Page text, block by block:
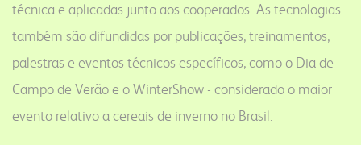
técnica e aplicadas junto aos cooperados. As tecnologias
também são difundidas por publicações, treinamentos,
palestras e eventos técnicos específicos, como o Dia de
Campo de Verão e o WinterShow - considerado o maior
evento relativo a cereais de inverno no Brasil.